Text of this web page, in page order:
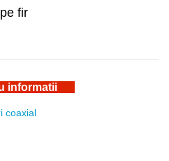
fir
informatii
coaxial